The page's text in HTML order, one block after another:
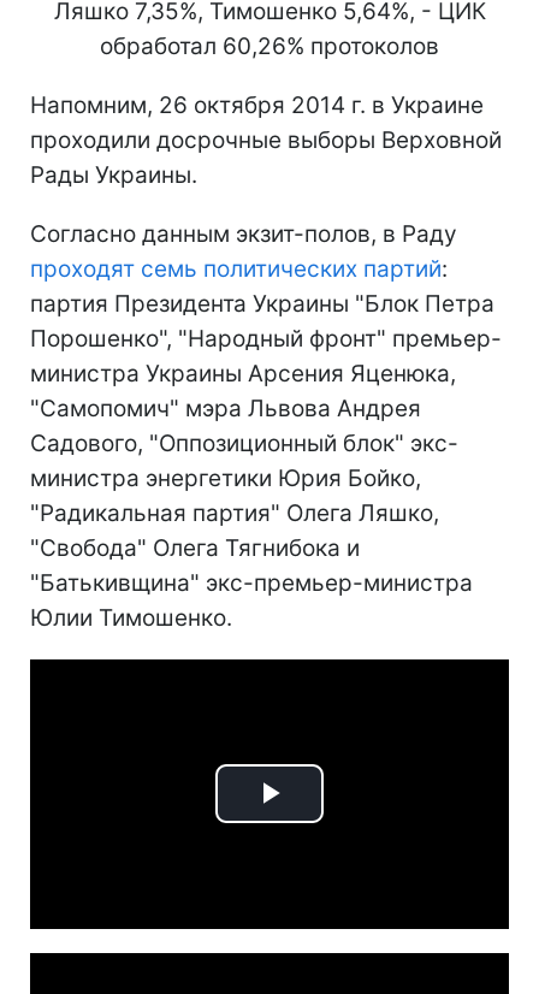
Напомним, 26 октября 2014 г. в Украине
проходили досрочные выборы Верховной
Рады Украины.
Согласно данным экзит-полов, в Раду
проходят семь политических партий:
партия Президента Украины "Блок Петра
Порошенко", "Народный фронт" премьер-
министра Украины Арсения Яценюка,
"Самопомич" мэра Львова Андрея
Садового, "Оппозиционный блок" экс-
министра энергетики Юрия Бойко,
"Радикальная партия" Олега Ляшко,
"Свобода" Олега Тягнибока и
"Батькивщина" экс-премьер-министра
Юлии Тимошенко.
Play